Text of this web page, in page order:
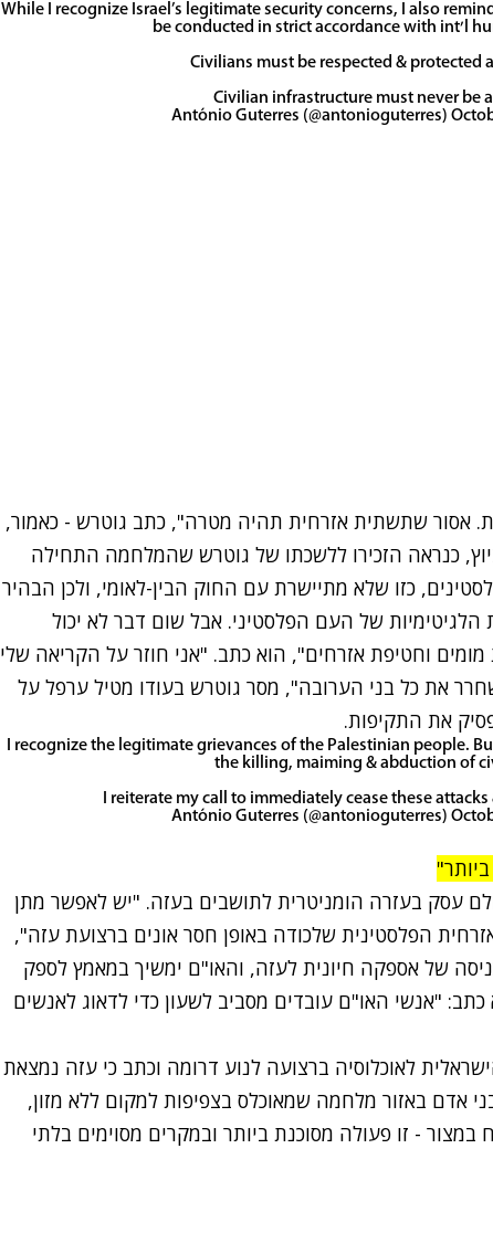
While I recognize Israel’s legitimate security concerns, I also
be conducted in strict accordance with int'l
Civilians must be respected & protected
Civilian infrastructure must never be
אסור שתשתית אזרחית תהיה מטרה", כתב גוטרש - כאמור,
כנראה הזכירו ללשכתו של גוטרש שהמלחמה התחילה
כזו שלא מתיישרת עם החוק הבין-לאומי, ולכן הבהיר
הלגיטימיות של העם הפלסטיני. אבל שום דבר לא יכול
וחטיפת אזרחים", הוא כתב. "אני חוזר על הקריאה שלי
את כל בני הערובה", מסר גוטרש בעודו מטיל ערפל על
את התקיפות.
I recognize the legitimate grievances of the Palestinian people.
the killing, maiming & abduction of
I reiterate my call to immediately cease these attacks
עסק בעזרה הומניטרית לתושבים בעזה. "יש לאפשר מתן
הפלסטינית שלכודה באופן חסר אונים ברצועת עזה",
של אספקה חיונית לעזה, והאו"ם ימשיך במאמץ לספק
"אנשי האו"ם עובדים מסביב לשעון כדי לדאוג לאנשים
לאוכלוסיה ברצועה לנוע דרומה וכתב כי עזה נמצאת
אדם באזור מלחמה שמאוכלס בצפיפות למקום ללא מזון,
במצור - זו פעולה מסוכנת ביותר ובמקרים מסוימים בלתי